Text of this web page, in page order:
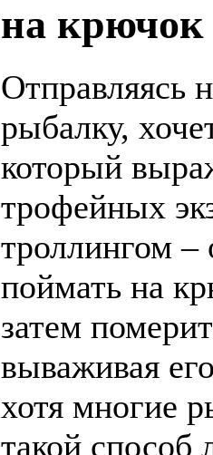
на
Отправляясь
рыбалку,
который
трофейных
троллингом –
поймать на
затем
вываживая
хотя многие
такой способ